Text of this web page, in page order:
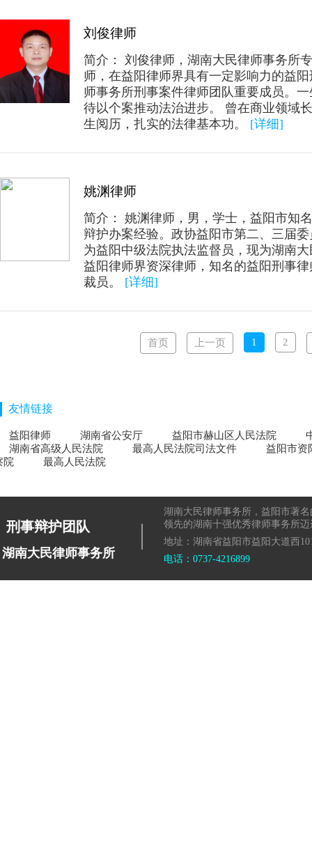
刘俊律师
简介： 刘俊律师，湖南大民律师事务所
师，在益阳律师界具有一定影响力的益
师事务所刑事案件律师团队重要成员。
待以个案推动法治进步。 曾在商业领域
生阅历，扎实的法律基本功。 [详细]
姚渊律师
简介： 姚渊律师，男，学士，益阳市知
辩护办案经验。政协益阳市第二、三届委
为益阳中级法院执法监督员，现为湖南
益阳律师界资深律师，知名的益阳刑事
裁员。 [详细]
首页 上一页 1 2
友情链接
益阳律师 湖南省公安厅 益阳市赫山区人民法院
湖南省高级人民法院
最高人民法院司法文件
益阳市资
院
最高人民法院
刑事辩护团队
湖南大民律师事务所
|
湖南大民律师事务所，益阳市著
领先的湖南十强优秀律师事务所迈
地址：湖南省益阳市益阳大道西
电话：0737-4216899